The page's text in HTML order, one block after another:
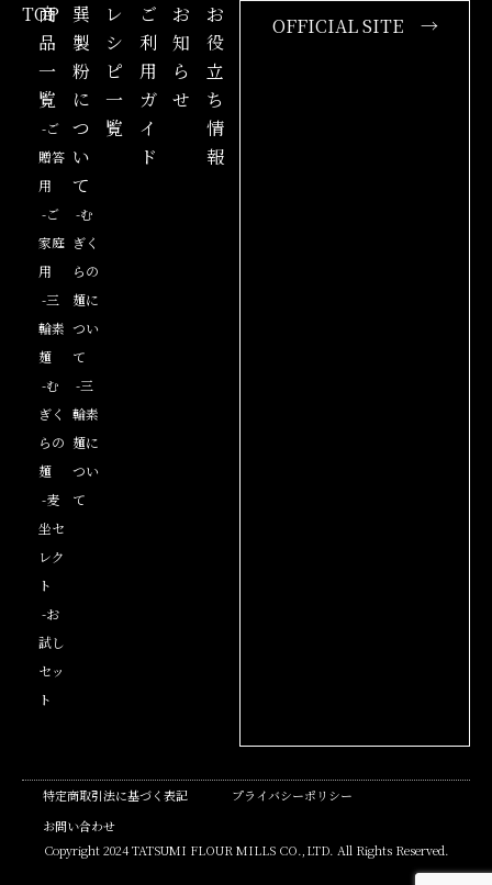
TOP
商
品
一
覧
-ご
贈答
用
-ご
家庭
用
-三
輪素
麺
-む
ぎく
らの
麺
-麦
坐セ
レク
ト
-お
試し
セッ
ト
巽
製
粉
に
つ
い
て
-む
ぎく
らの
麺に
つい
て
-三
輪素
麺に
つい
て
レ
シ
ピ
一
覧
ご
利
用
ガ
イ
ド
お
知
ら
せ
お
役
立
ち
情
報
OFFICIAL SITE →
特定商取引法に基づく表記
プライバシーポリシー
お問い合わせ
Copyright 2024 TATSUMI FLOUR MILLS CO.,LTD. All Rights Reserved.